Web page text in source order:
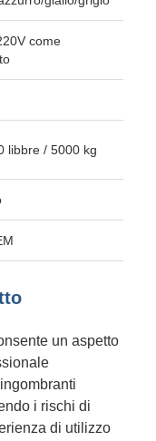
come
libbre / 5000 kg
un aspetto
i rischi di
di utilizzo